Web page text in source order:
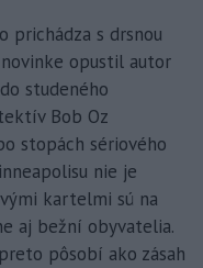
prichádza s drsnou
opustil autor
studeného
Bob Oz
stopách sériového
nie je
kartelmi sú na
aj bežní obyvatelia.
pôsobí ako zásah